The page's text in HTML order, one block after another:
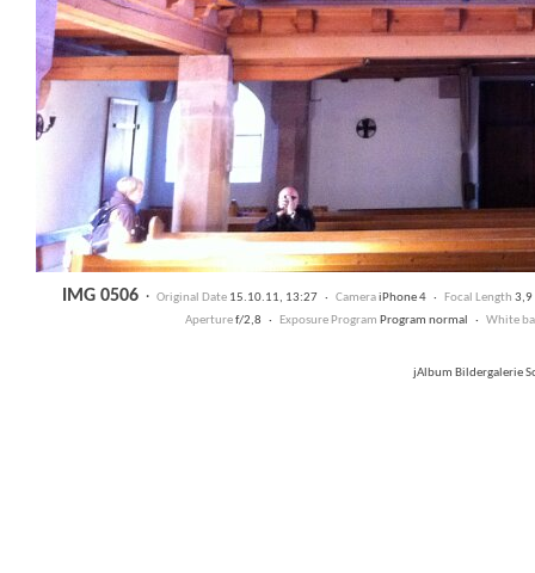
IMG 0506 · Original Date 15.10.11, 13:27 · CameraiPhone 4 · Focal Length
Aperturef/2,8 · Exposure Program Program normal · White
jAlbum Bildergalerie